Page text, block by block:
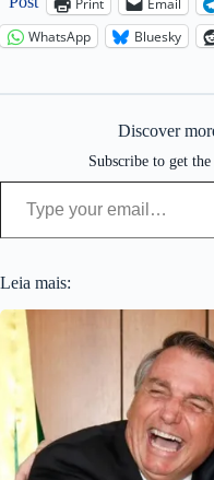
WhatsApp
Bluesky
Discover
Subscribe to get
Type your email…
Leia mais: